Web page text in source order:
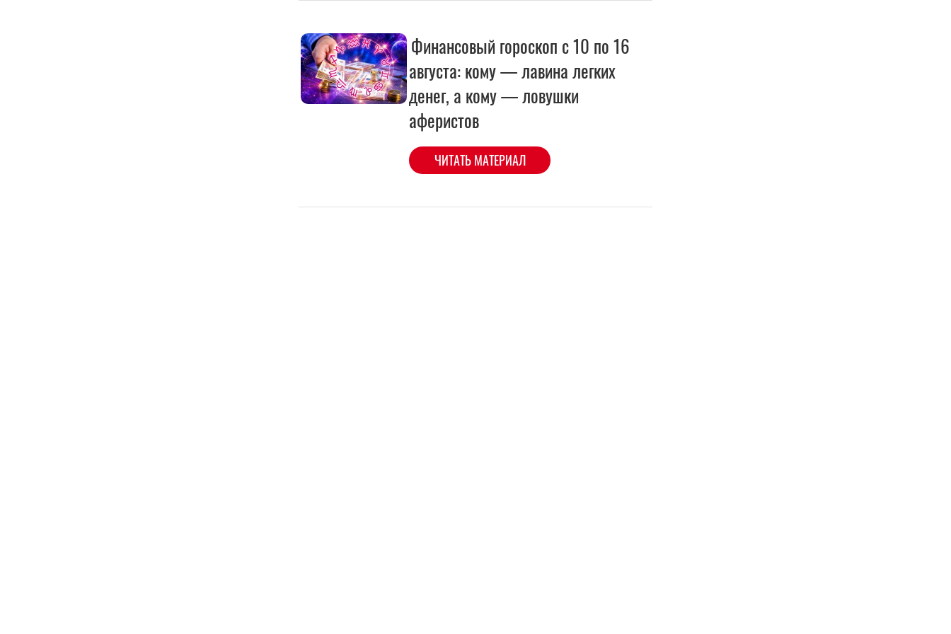
Финансовый гороскоп с 10 по 16
августа: кому — лавина легких
денег, а кому — ловушки
аферистов
ЧИТАТЬ МАТЕРИАЛ